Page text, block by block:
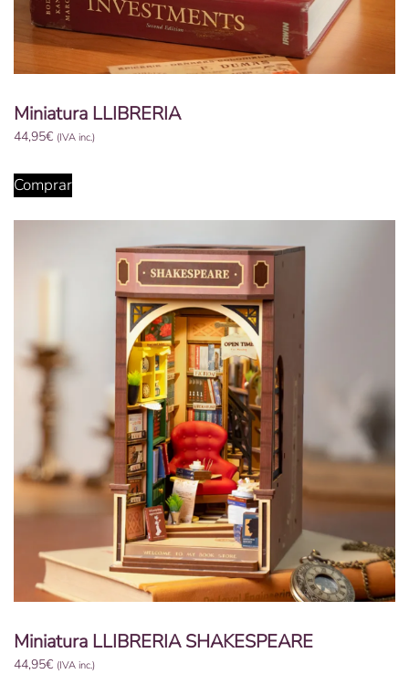
Miniatura LLIBRERIA
44,95€ (IVA inc.)
Comprar
Miniatura LLIBRERIA SHAKESPEARE
44,95€ (IVA inc.)